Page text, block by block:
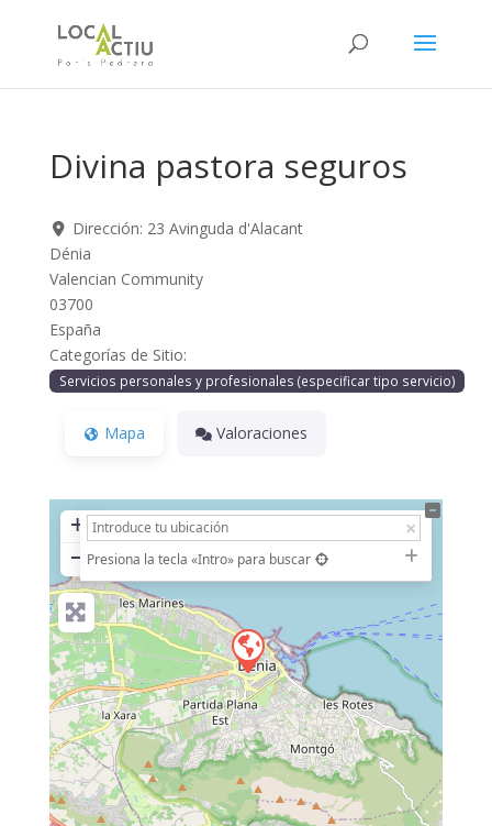
Divina pastora seguros
Dirección: 23 Avinguda d'Alacant
Dénia
Valencian Community
03700
España
Categorías de Sitio:
Servicios personales y profesionales (especificar tipo servicio)
Mapa Valoraciones
+
− Presiona la tecla «Intro» para buscar